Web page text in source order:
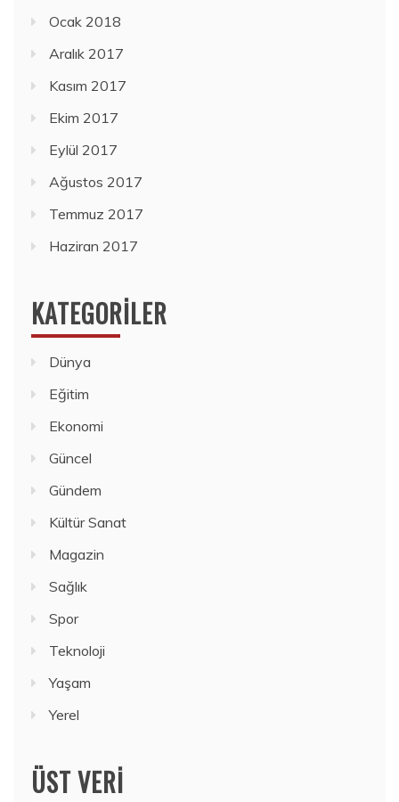
Ocak 2018
Aralık 2017
Kasım 2017
Ekim 2017
Eylül 2017
Ağustos 2017
Temmuz 2017
Haziran 2017
KATEGORILER
Dünya
Eğitim
Ekonomi
Güncel
Gündem
Kültür Sanat
Magazin
Sağlık
Spor
Teknoloji
Yaşam
Yerel
ÜST VERI